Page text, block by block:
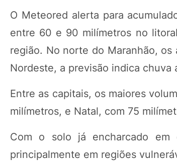
O Meteored alerta para
entre 60 e 90 milímetros no
região. No norte do Maranhão, os
Nordeste, a previsão indica chuva
Entre as capitais, os maiores
milímetros, e Natal, com 75
Com o solo já encharcado em
principalmente em regiões